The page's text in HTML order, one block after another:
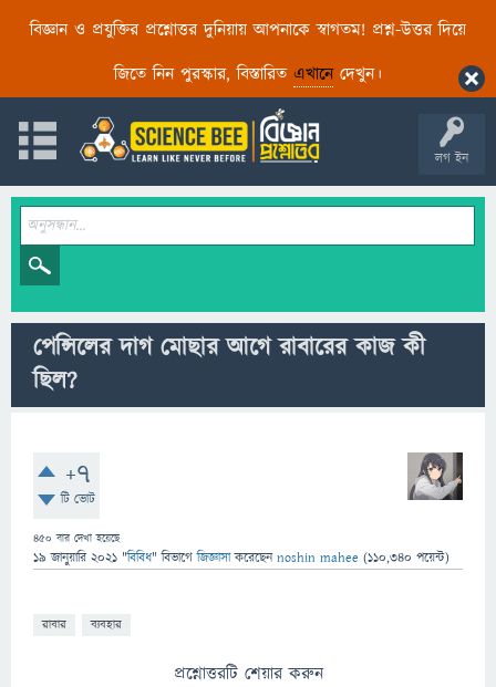
বিজ্ঞান ও প্রযুক্তির প্রশ্নোত্তর দুনিয়ায় আপনাকে স্বাগতম! প্রশ্ন-উত্তর দিয়ে
জিতে নিন পুরস্কার, বিস্তারিত এখানেদেখুন।
লগ ইন
পেন্সিলের দাগ মোছার আগে রাবারের কাজ কী
ছিল?
+7
টি ভোট
450 বার দেখা হয়েছে
19 জানুয়ারি 2021 "বিবিধ" বিভাগে জিজ্ঞাসাকরেছেনnoshin mahee (110,340 পয়েন্ট)
রাবার ব্যবহার
প্রশ্নোত্তরটি শেয়ার করুন